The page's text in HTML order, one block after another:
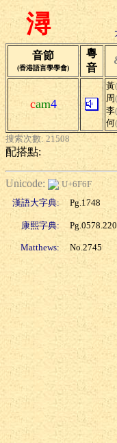
潯
音節
(香港語言學學會)
粵
音
cam4
黃
周
李
何
搜索次數: 21508
配搭點:
Unicode:
U+6F6F
漢語大字典:
Pg.1748
康熙字典: Pg.0578.220
Matthews: No.2745